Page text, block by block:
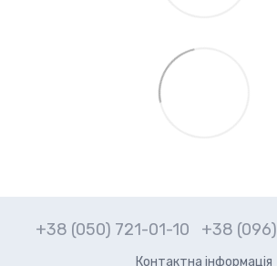
+38 (050) 721-01-10 +38
Контактна інформація